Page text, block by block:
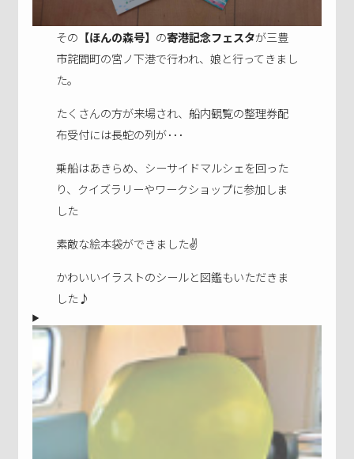
その 【ほんの森号】 の寄港記念フェスタが三豊
市詫間町の宮ノ下港で行われ、娘と行ってきまし
た。
たくさんの方が来場され、船内観覧の整理券配
布受付には長蛇の列が･･･
乗船はあきらめ、シーサイドマルシェを回った
り、クイズラリーやワークショップに参加しま
した
素敵な絵本袋ができました✌
かわいいイラストのシールと図鑑もいただきま
した♪